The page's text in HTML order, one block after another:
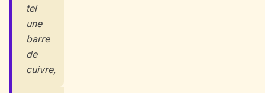
tel
une
barre
de
cuivre,